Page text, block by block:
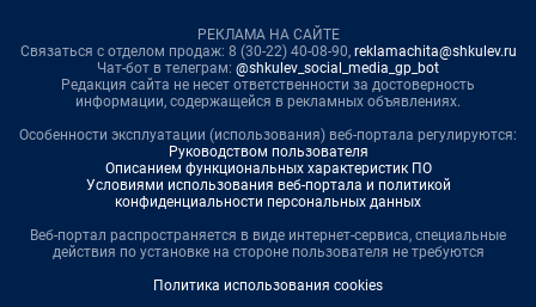
РЕКЛАМА НА САЙТЕ
Связаться с отделом продаж: 8 (30-22) 40-08-90, reklamachita@shkulev.ru
Чат-бот в телеграм: @shkulev_social_media_gp_bot
Редакция сайта не несет ответственности за достоверность
информации, содержащейся в рекламных объявлениях.
Особенности эксплуатации (использования) веб-портала регулируются:
Руководством пользователя
Описанием функциональных характеристик ПО
Условиями использования веб-портала и политикой
конфиденциальности персональных данных
Веб-портал распространяется в виде интернет-сервиса, специальные
действия по установке на стороне пользователя не требуются
Политика использования cookies